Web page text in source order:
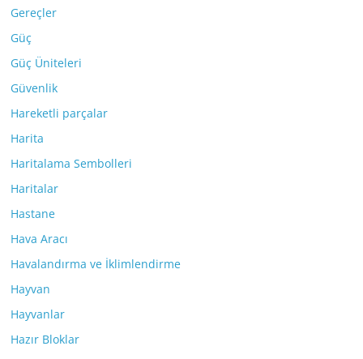
Gereçler
Güç
Güç Üniteleri
Güvenlik
Hareketli parçalar
Harita
Haritalama Sembolleri
Haritalar
Hastane
Hava Aracı
Havalandırma ve İklimlendirme
Hayvan
Hayvanlar
Hazır Bloklar